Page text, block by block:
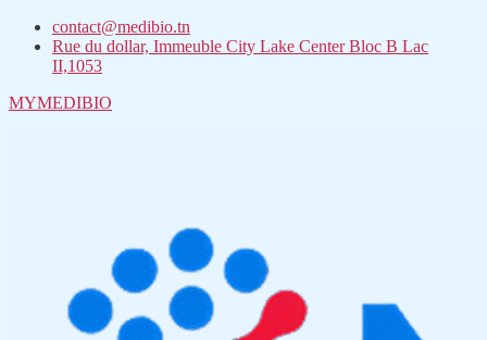
contact@medibio.tn
Rue du dollar, Immeuble City Lake Center Bloc B Lac
II,1053
MYMEDIBIO